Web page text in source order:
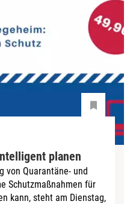
planen
von Quarantäne- und
Schutzmaßnahmen für
kann, steht am Dienstag,